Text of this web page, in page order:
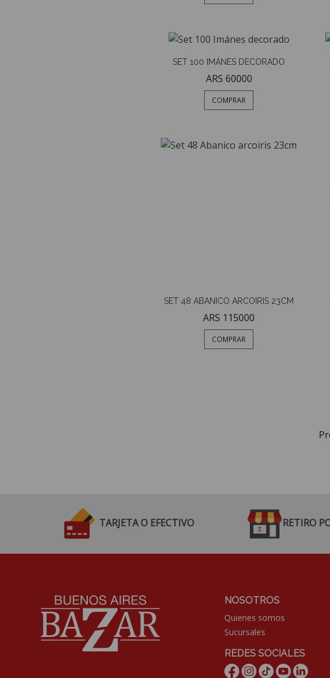
SET 100 IMÁNES DECORADO
ARS 60000
COMPRAR
SET 48 ABANICO ARCOIRIS 23CM
ARS 115000
COMPRAR
TARJETA O EFECTIVO RETIRO
NOSOTROS
Quienes somos
Sucursales
REDES SOCIALES